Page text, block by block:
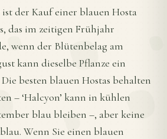
der Kauf einer blauen Hosta
das im zeitigen Frühjahr
wenn der Blütenbelag am
kann dieselbe Pflanze ein
besten blauen Hostas behalten
– ‘Halcyon’ kann in kühlen
blau bleiben –, aber keine
Wenn Sie einen blauen